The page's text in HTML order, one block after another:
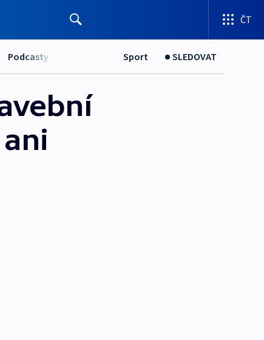
ČT
Podcasty Sport SLEDOVAT